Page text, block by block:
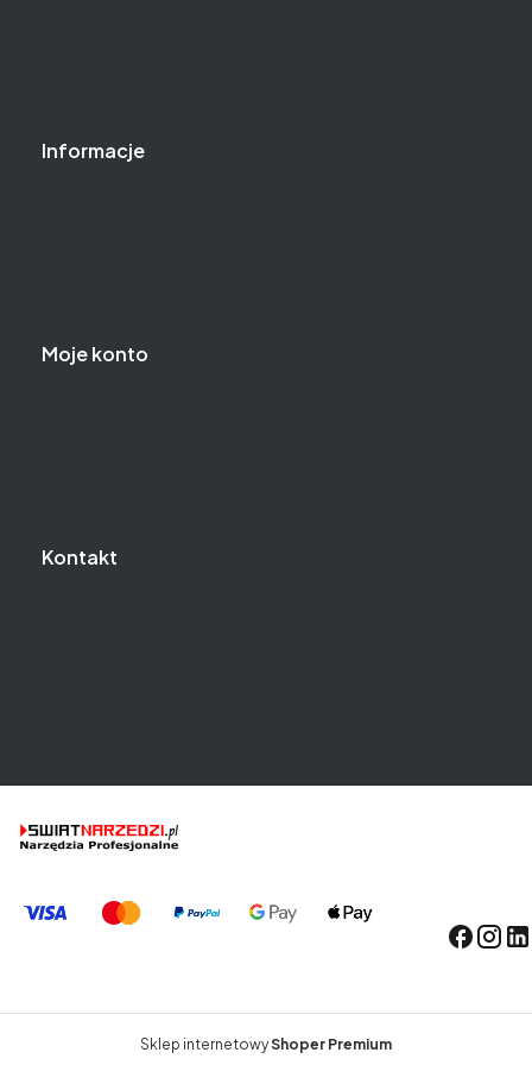
Informacje
Moje konto
Kontakt
Sklep internetowyShoper Premium